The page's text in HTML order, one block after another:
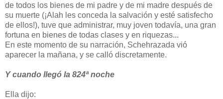
de todos los bienes de mi padre y de mi madre después de
su muerte (¡Alah les conceda la salvación y esté satisfecho
de ellos!), tuve que administrar, muy joven todavía, una gran
fortuna en bienes de todas clases y en riquezas...
En este momento de su narración, Schehrazada vió
aparecer la mañana, y se calló discretamente.
Y cuando llegó la 824ª noche
Ella dijo: